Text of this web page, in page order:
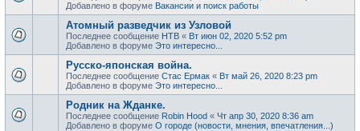
Добавлено в форуме Вакансии и поиск работы
Атомный разведчик из Узловой
Последнее сообщение НТВ « Вт июн 02, 2020 5:52 pm
Добавлено в форуме Это интересно...
Русско-японская война.
Последнее сообщение Стас Ермак « Вт май 26, 2020 8:23 pm
Добавлено в форуме Это интересно...
Родник на Жданке.
Последнее сообщение Robin Hood « Чт апр 30, 2020 8:36 am
Добавлено в форуме О городе (новости, мнения, впечатления...)